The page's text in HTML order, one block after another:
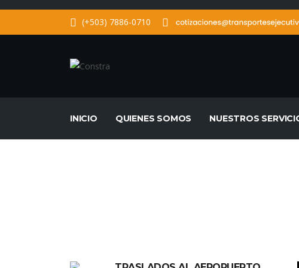
(+503) 7886-0710
INICIO QUIENES SOMOS NUESTROS